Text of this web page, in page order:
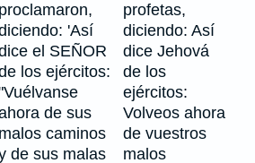
proclamaron,
'Así
el SEÑOR
los ejércitos:
de sus
malos caminos
de sus malas
profetas,
diciendo: Así
dice Jehová
de los
ejércitos:
Volveos ahora
de vuestros
malos